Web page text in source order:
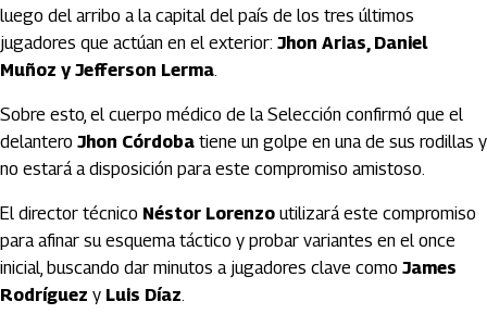
luego del arribo a la capital del país de los tres últimos
jugadores que actúan en el exterior: Jhon Arias, Daniel
Muñoz y Jefferson Lerma.
Sobre esto, el cuerpo médico de la Selección confirmó que el
delantero Jhon Córdoba tiene un golpe en una de sus rodillas y
no estará a disposición para este compromiso amistoso.
El director técnico Néstor Lorenzo utilizará este compromiso
para afinar su esquema táctico y probar variantes en el once
inicial, buscando dar minutos a jugadores clave como James
Rodríguez y Luis Díaz.